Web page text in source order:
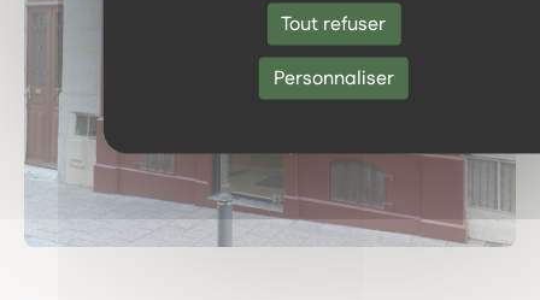
Tout refuser
Personnaliser